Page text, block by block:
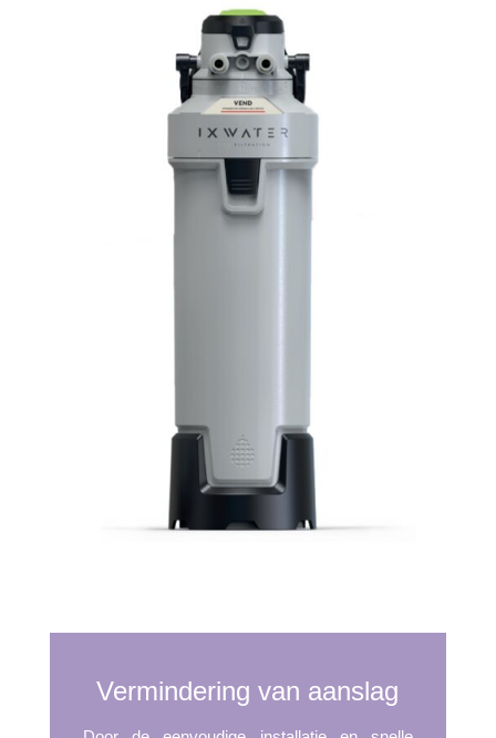
Vermindering van aanslag